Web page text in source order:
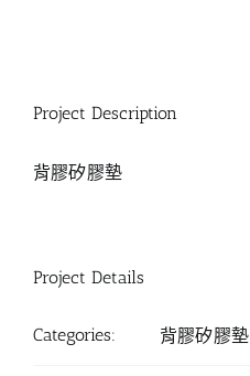
Project Description
背膠矽膠墊
Project Details
Categories: 背膠矽膠墊